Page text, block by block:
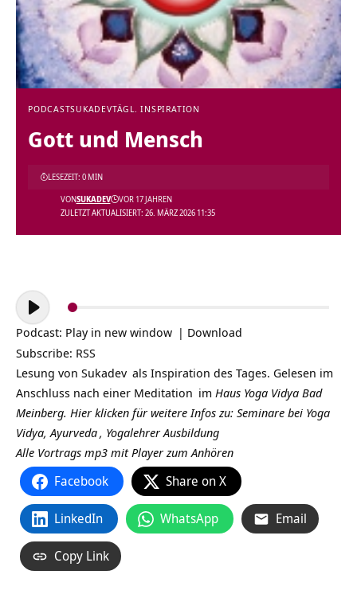
PODCASTSUKADEVTÄGL. INSPIRATION
Gott und Mensch
ZULETZT AKTUALISIERT: 26. MÄRZ 2026 11:35
VONSUKADEV VOR 17 JAHREN
LESEZEIT: 0 MIN
Audio-
Player
Podcast: Play in new window | Download
Subscribe: RSS
Lesung von Sukadev als Inspiration des Tages. Gelesen im
Anschluss nach einer Meditation im Haus Yoga Vidya Bad
Meinberg. Hier klicken für weitere Infos zu: Seminare bei Yoga
Vidya,Ayurveda, Yogalehrer Ausbildung
Alle Vortrags mp3 mit Player zum Anhören
Facebook Share on X
LinkedIn WhatsApp Email
Copy Link